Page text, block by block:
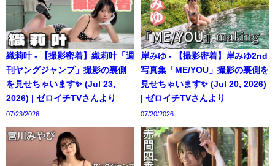
織莉叶 - 【撮影密着】織莉叶「週
刊ヤングジャンプ」撮影の裏側
を見せちゃいます✨ (Jul 23,
2026) | ゼロイチTVさんより
07/23/2026
岸みゆ - 【撮影密着】岸みゆ2nd
写真集「ME/YOU」撮影の裏側を
見せちゃいます✨ (Jul 20, 2026)
| ゼロイチTVさんより
07/20/2026